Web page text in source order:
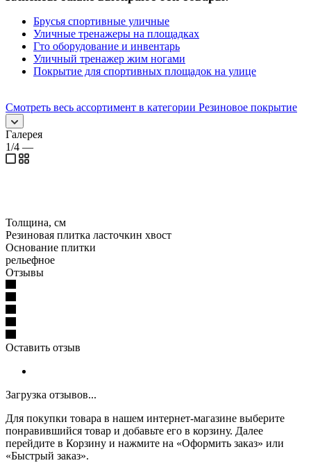
Брусья спортивные уличные
Уличные тренажеры на площадках
Гто оборудование и инвентарь
Уличный тренажер жим ногами
Покрытие для спортивных площадок на улице
Смотреть весь ассортимент в категории Резиновое покрытие
Галерея
1/4 —
Толщина, см
Резиновая плитка ласточкин хвост
Основание плитки
рельефное
Отзывы
Оставить отзыв
Загрузка отзывов...
Для покупки товара в нашем интернет-магазине выберите
понравившийся товар и добавьте его в корзину. Далее
перейдите в Корзину и нажмите на «Оформить заказ» или
«Быстрый заказ».